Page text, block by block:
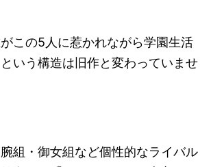
この5人に惹かれながら学園生活
いう構造は旧作と変わっていませ
組・御女組など個性的なライバル